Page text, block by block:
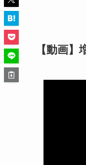
【動画